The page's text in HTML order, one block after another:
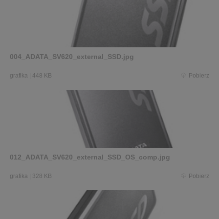
004_ADATA_SV620_external_SSD.jpg
grafika 448 KB Pobierz
012_ADATA_SV620_external_SSD_OS_comp.jpg
grafika 328 KB Pobierz